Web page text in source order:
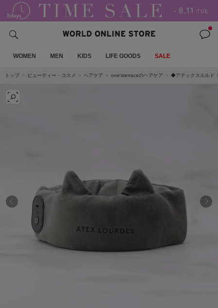
WOMEN MEN KIDS LIFE GOODS SALE
トップ ビューティー・コスメ ヘアケア one'sterraceのヘアケア ◆アテックスルルド